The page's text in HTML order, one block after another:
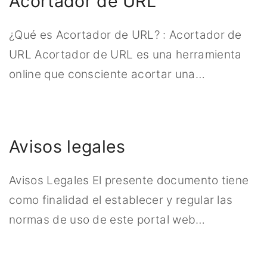
¿Qué es Acortador de URL? : Acortador de
URL Acortador de URL es una herramienta
online que consciente acortar una…
Avisos legales
Avisos Legales El presente documento tiene
como finalidad el establecer y regular las
normas de uso de este portal web…